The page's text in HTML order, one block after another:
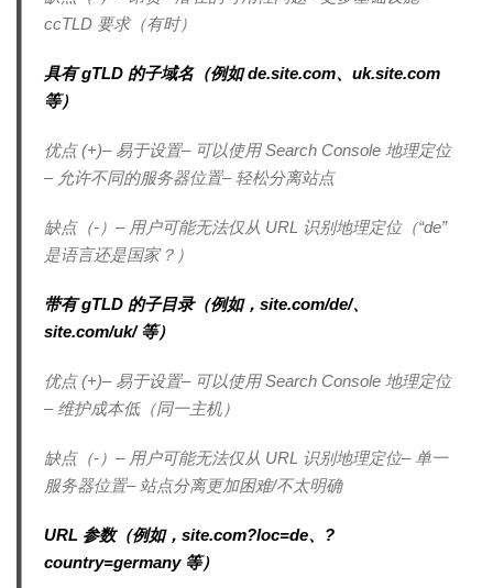
ccTLD 要求（有时）
具有 gTLD 的子域名（例如 de.site.com、uk.site.com
等）
优点 (+)– 易于设置– 可以使用 Search Console 地理定位
– 允许不同的服务器位置– 轻松分离站点
缺点（-）– 用户可能无法仅从 URL 识别地理定位（“de”
是语言还是国家？）
带有 gTLD 的子目录（例如，site.com/de/、
site.com/uk/ 等）
优点 (+)– 易于设置– 可以使用 Search Console 地理定位
– 维护成本低（同一主机）
缺点（-）– 用户可能无法仅从 URL 识别地理定位– 单一
服务器位置– 站点分离更加困难/不太明确
URL 参数（例如，site.com?loc=de、?
country=germany 等）